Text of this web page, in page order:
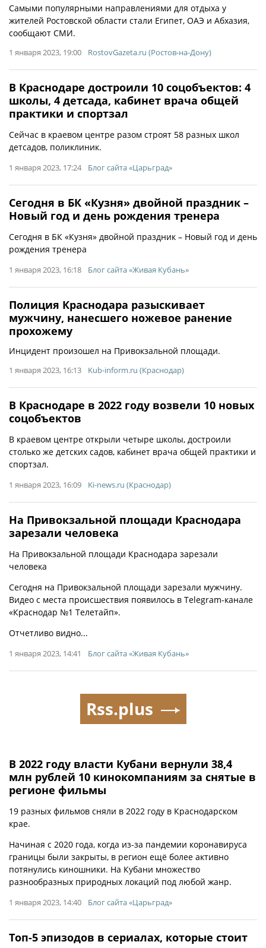
Самыми популярными направлениями для отдыха у
жителей Ростовской области стали Египет, ОАЭ и Абхазия,
сообщают СМИ.
1 января 2023, 19:00 RostovGazeta.ru (Ростов-на-Дону)
В Краснодаре достроили 10 соцобъектов: 4
школы, 4 детсада, кабинет врача общей
практики и спортзал
Сейчас в краевом центре разом строят 58 разных школ
детсадов, поликлиник.
1 января 2023, 17:24 Блог сайта «Царьград»
Сегодня в БК «Кузня» двойной праздник –
Новый год и день рождения тренера
Сегодня в БК «Кузня» двойной праздник – Новый год и день
рождения тренера
1 января 2023, 16:18 Блог сайта «Живая Кубань»
Полиция Краснодара разыскивает
мужчину, нанесшего ножевое ранение
прохожему
Инцидент произошел на Привокзальной площади.
1 января 2023, 16:13 Kub-inform.ru (Краснодар)
В Краснодаре в 2022 году возвели 10 новых
соцобъектов
В краевом центре открыли четыре школы, достроили
столько же детских садов, кабинет врача общей практики и
спортзал.
1 января 2023, 16:09 Ki-news.ru (Краснодар)
На Привокзальной площади Краснодара
зарезали человека
На Привокзальной площади Краснодара зарезали
человека
Сегодня на Привокзальной площади зарезали мужчину.
Видео с места происшествия появилось в Telegram-канале
«Краснодар №1 Телетайп».
Отчетливо видно...
1 января 2023, 14:41 Блог сайта «Живая Кубань»
В 2022 году власти Кубани вернули 38,4
млн рублей 10 кинокомпаниям за снятые в
регионе фильмы
19 разных фильмов сняли в 2022 году в Краснодарском
крае.
Начиная с 2020 года, когда из-за пандемии коронавируса
границы были закрыты, в регион ещё более активно
потянулись киношники. На Кубани множество
разнообразных природных локаций под любой жанр.
1 января 2023, 14:40 Блог сайта «Царьград»
Топ-5 эпизодов в сериалах, которые стоит
Rss.plus